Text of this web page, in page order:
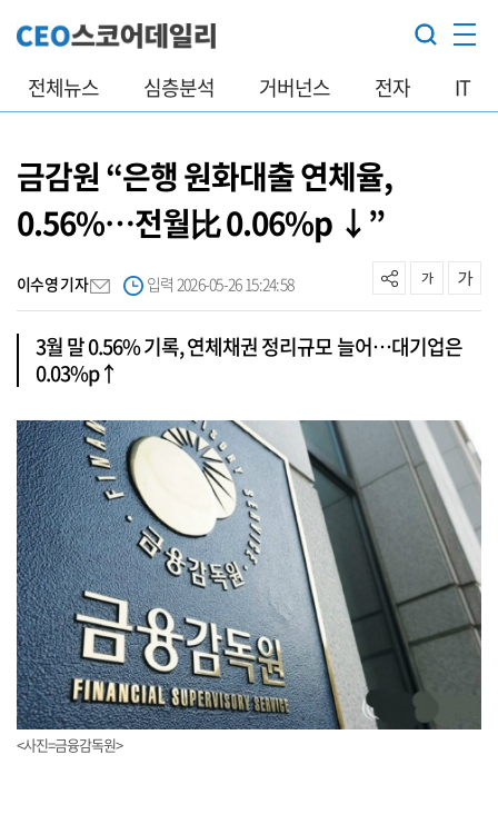
전체뉴스 심층분석 거버넌스 전자 IT
금감원 “은행 원화대출 연체율,
0.56%…전월比 0.06%p ↓”
이수영 기자 입력 2026-05-26 15:24:58
3월 말 0.56% 기록, 연체채권 정리규모 늘어…대기업은
0.03%p↑
<사진=금융감독원>